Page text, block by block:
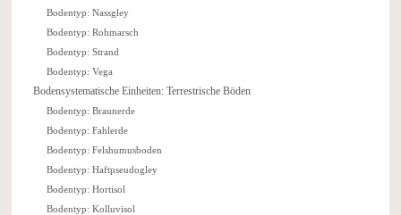
Bodentyp: Nassgley
Bodentyp: Rohmarsch
Bodentyp: Strand
Bodentyp: Vega
Bodensystematische Einheiten: Terrestrische Böden
Bodentyp: Braunerde
Bodentyp: Fahlerde
Bodentyp: Felshumusboden
Bodentyp: Haftpseudogley
Bodentyp: Hortisol
Bodentyp: Kolluvisol